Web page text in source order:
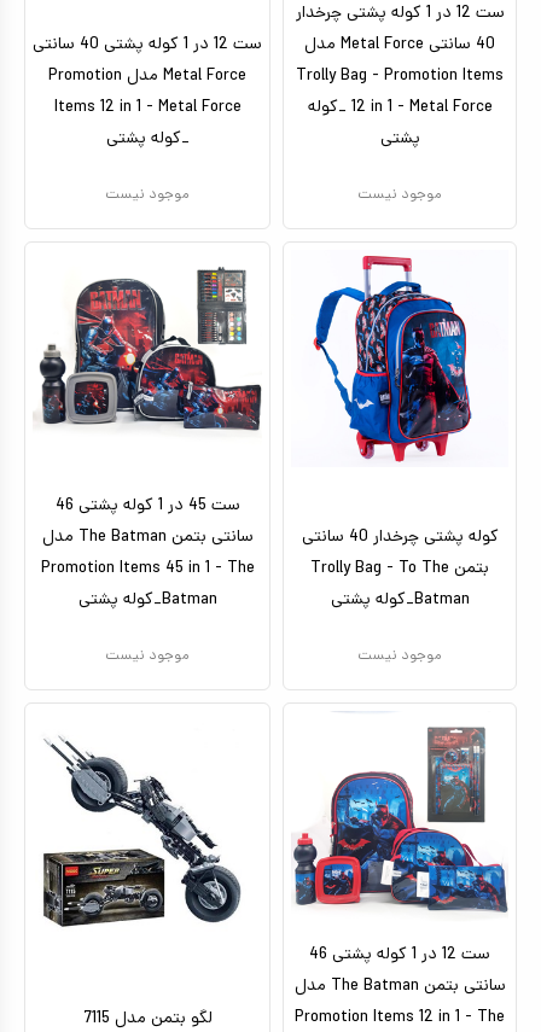
ست 12 در 1 کوله پشتی چرخدار
40 سانتی Metal Force مدل
Trolly Bag - Promotion Items
12 in 1 - Metal Force _کوله
پشتی
موجود نیست
ست 12 در 1 کوله پشتی 40 سانتی
Metal Force مدل Promotion
Items 12 in 1 - Metal Force
_کوله پشتی
موجود نیست
کوله پشتی چرخدار 40 سانتی
بتمن Trolly Bag - To The
Batman_کوله پشتی
موجود نیست
ست 45 در 1 کوله پشتی 46
سانتی بتمن The Batman مدل
Promotion Items 45 in 1 - The
Batman_کوله پشتی
موجود نیست
ست 12 در 1 کوله پشتی 46
سانتی بتمن The Batman مدل
Promotion Items 12 in 1 - The
لگو بتمن مدل 7115